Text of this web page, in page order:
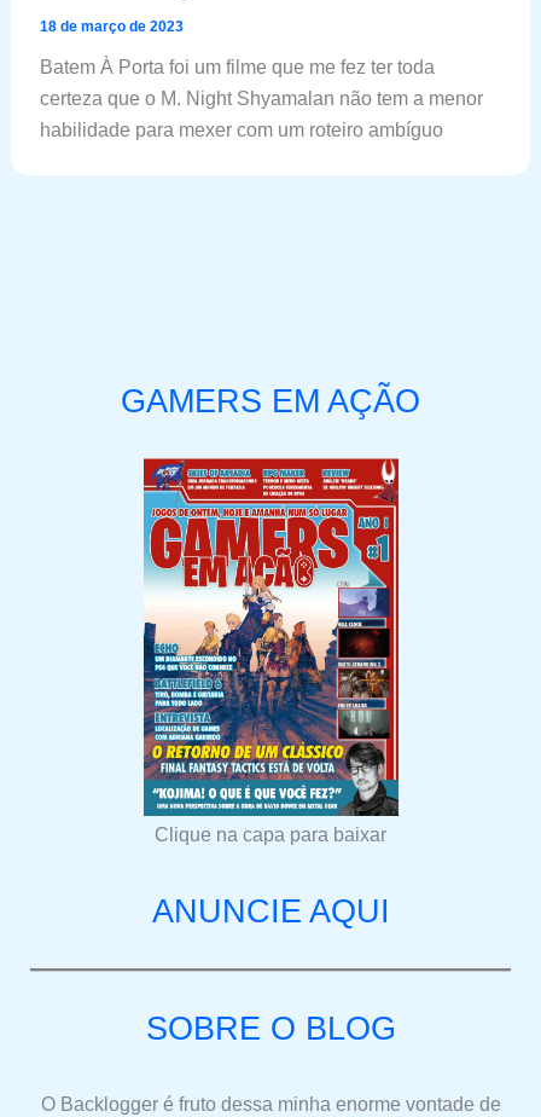
18 de março de 2023
Batem À Porta foi um filme que me fez ter toda
certeza que o M. Night Shyamalan não tem a menor
habilidade para mexer com um roteiro ambíguo
GAMERS EM AÇÃO
Clique na capa para baixar
ANUNCIE AQUI
SOBRE O BLOG
O Backlogger é fruto dessa minha enorme vontade de